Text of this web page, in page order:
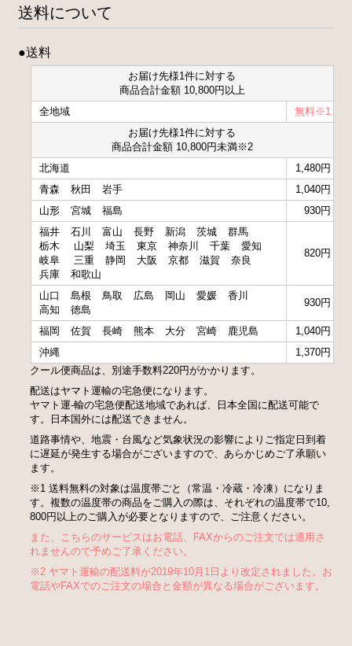
送料について
●送料
お届け先様1件に対する
商品合計金額 10,800円以上
全地域
無料※1
お届け先様1件に対する
商品合計金額 10,800円未満※2
北海道
1,480円
青森
秋田 岩手
1,040円
山形
宮城 福島
930円
福井
石川 富山 長野 新潟 茨城
群馬
栃木
山梨 埼玉 東京 神奈川 千葉
愛知
岐阜
三重 静岡 大阪 京都 滋賀
奈良
兵庫
和歌山
820円
山口 島根 鳥取 広島 岡山 愛媛
香川
高知
徳島
930円
福岡 佐賀 長崎 熊本 大分 宮崎 鹿児島
1,040円
沖縄
1,370円
クール便商品は、別途手数料220円がかかります。
配送はヤマト運輸の宅急便になります。
ヤマト運-輸の宅急便配送地域であれば、日本全国に配送可能で
す。日本国外には配送できません。
道路事情や、地震・台風など気象状況の影響によりご指定日到着
に遅延が発生する場合がございますので、あらかじめご了承願い
ます。
※1 送料無料の対象は温度帯ごと（常温・冷蔵・冷凍）になりま
す。複数の温度帯の商品をご購入の際は、それぞれの温度帯で10,
800円以上のご購入が必要となりますので、ご注意ください。
また、こちらのサービスはお電話、FAXからのご注文では適用さ
れませんので予めご了承ください。
※2 ヤマト運輸の配送料が2019年10月1日より改定されました。お
電話やFAXでのご注文の場合と金額が異なる場合がございます。